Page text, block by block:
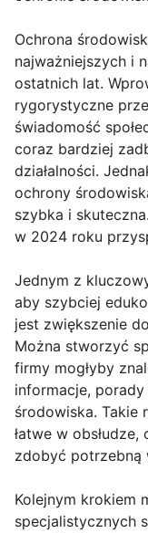
Ochrona
najważniejszych i
ostatnich lat.
rygorystyczne
świadomość
coraz bardziej
działalności.
ochrony
szybka i
w 2024 roku
Jednym z
aby szybciej
jest zwiększenie
Można stworzyć
firmy mogłyby
informacje,
środowiska. Takie
łatwe w
zdobyć potrzebną
Kolejnym krokiem
specjalistycznych